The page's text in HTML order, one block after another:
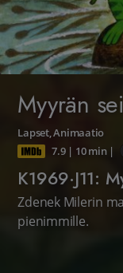
Myyrän
Lapset,Animaatio
7.9| 10 min|
K1969·J11:
Zdenek Milerin
pienimmille.